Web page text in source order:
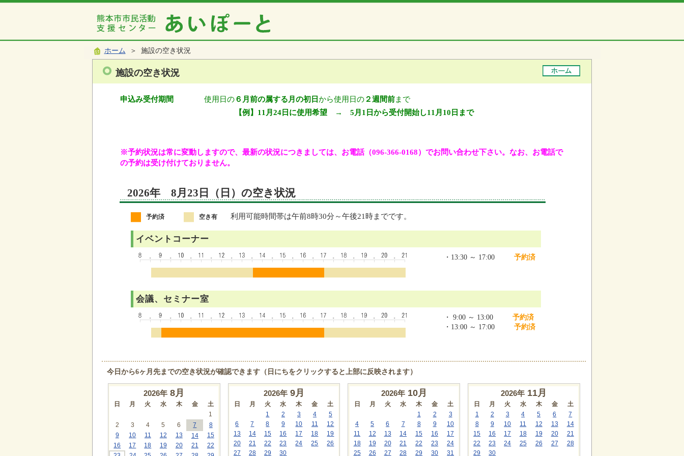
ホーム ＞ 施設の空き状況
施設の空き状況
申込み受付期間 使用日の６月前の属する月の初日から使用日の ２週間前まで
【例】11月24日に使用希望 → 5月1日から受付開始し11月10日まで
※予約状況は常に変動しますので、最新の状況につきましては、お電話（096-366-0168）でお問い合わせ下さい。なお、お電話で
の予約は受け付けておりません。
2026年 8月23日（日）の空き状況
予約済 空き有 利用可能時間帯は午前8時30分～午後21時までです。
イベントコーナー
・13:30 ～ 17:00 予約済
会議、セミナー室
・ 9:00 ～ 13:00
予約済
・13:00 ～ 17:00
予約済
今日から6ヶ月先までの空き状況が確認できます（日にちをクリックすると上部に反映されます）
2026年 8月
日 月 火 水 木 金
土
1
2
3 4 5 6 7
8
9
10 11 12 13 14
15
16
17 18 19 20 21
22
2026年 9月
日 月 火 水 木 金
土
1
2 3 4
5
6
7 8 9 10 11
12
13
14 15 16 17 18
19
20
21 22 23 24 25
26
27
28 29 30
2026年 10月
日 月 火 水 木 金
土
1
2
3
4
5 6 7 8 9
10
11
12 13 14 15 16
17
18
19 20 21 22 23
24
25
26 27 28 29 30 31
2026年 11月
日 月 火 水 木 金
土
1
2 3 4 5 6
7
8
9 10 11 12 13
14
15
16 17 18 19 20
21
22
23 24 25 26 27
28
29
30